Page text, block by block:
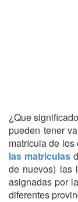
¿Que
pueden tener
matrícula de
las matriculas
de nuevos) las
asignadas por
diferentes